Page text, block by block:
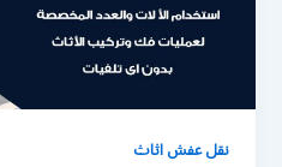
نقل عفش اثاث